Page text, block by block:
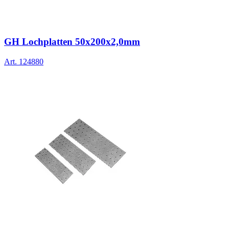
GH Lochplatten 50x200x2,0mm
Art. 124880